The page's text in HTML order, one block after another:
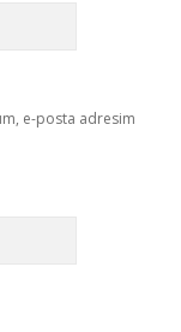
e-posta adresim